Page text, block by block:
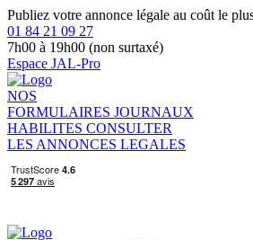
Publiez votre annonce légale au coût le
01 84 21 09 27
7h00 à 19h00 (non surtaxé)
Espace JAL-Pro
NOS
FORMULAIRES JOURNAUX
HABILITES CONSULTER
LES ANNONCES LEGALES